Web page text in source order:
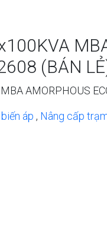
(BÁN
AMORPHOUS
áp , Nâng cấp